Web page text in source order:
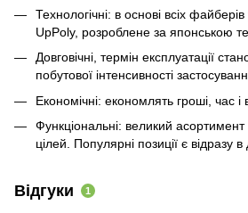
Технологічні: в основі всіх
UpPoly, розроблене за японською
Довговічні, термін експлуатації
побутової інтенсивності
Економічні: економлять гроші, час і
Функціональні: великий асортимент
цілей. Популярні позиції є відразу в
Відгуки 1